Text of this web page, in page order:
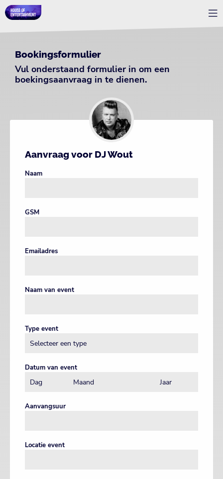
Bookingsformulier
Vul onderstaand formulier in om een
boekingsaanvraag in te dienen.
Aanvraag voor DJ Wout
Naam
GSM
Emailadres
Naam van event
Type event
Datum van event
Aanvangsuur
Locatie event